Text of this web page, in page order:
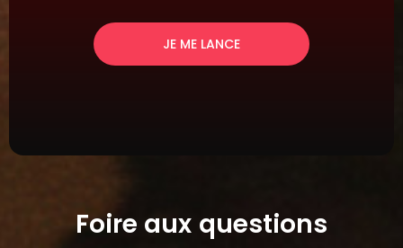
JE ME LANCE
Foire aux questions